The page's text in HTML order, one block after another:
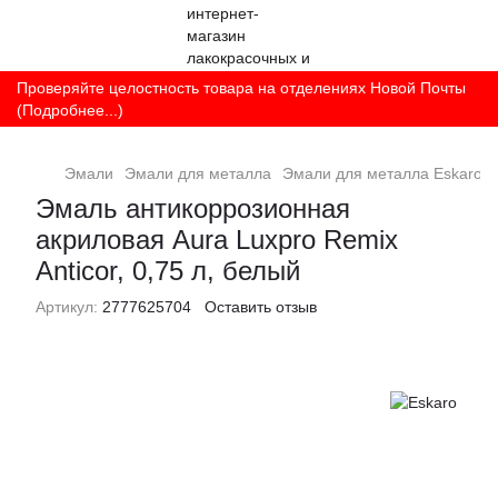
Проверяйте целостность товара на отделениях Новой Почты
(Подробнее...)
Эмали Эмали для металла Эмали для металла Eskaro
Эмаль антикоррозионная
акриловая Aura Luxpro Remix
Anticor, 0,75 л, белый
Артикул: 2777625704 Оставить отзыв